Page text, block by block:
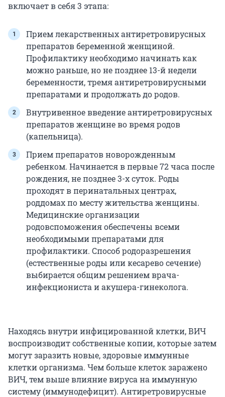
включает в себя 3 этапа:
Прием лекарственных антиретровирусных
препаратов беременной женщиной.
Профилактику необходимо начинать как
можно раньше, но не позднее 13-й недели
беременности, тремя антиретровирусными
препаратами и продолжать до родов.
Внутривенное введение антиретровирусных
препаратов женщине во время родов
(капельница).
Прием препаратов новорожденным
ребенком. Начинается в первые 72 часа после
рождения, не позднее 3-х суток. Роды
проходят в перинатальных центрах,
роддомах по месту жительства женщины.
Медицинские организации
родовспоможения обеспечены всеми
необходимыми препаратами для
профилактики. Способ родоразрешения
(естественные роды или кесарево сечение)
выбирается общим решением врача-
инфекциониста и акушера-гинеколога.
Находясь внутри инфицированной клетки, ВИЧ
воспроизводит собственные копии, которые затем
могут заразить новые, здоровые иммунные
клетки организма. Чем больше клеток заражено
ВИЧ, тем выше влияние вируса на иммунную
систему (иммунодефицит). Антиретровирусные